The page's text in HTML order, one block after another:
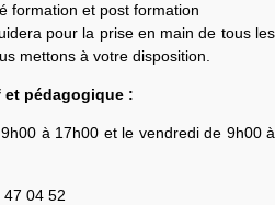
formation et post formation
pour la prise en main de tous les
mettons à votre disposition.
et pédagogique :
à 17h00 et le vendredi de 9h00 à
47 04 52